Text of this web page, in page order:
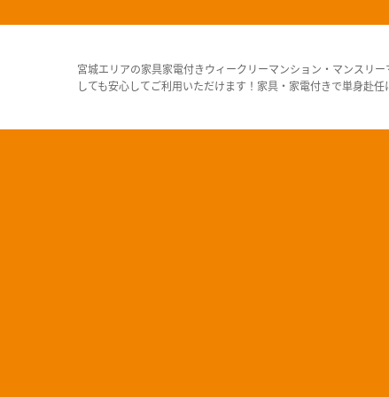
宮城エリアの家具家電付きウィークリーマンション・マンスリ
しても安心してご利用いただけます！家具・家電付きで単身赴任